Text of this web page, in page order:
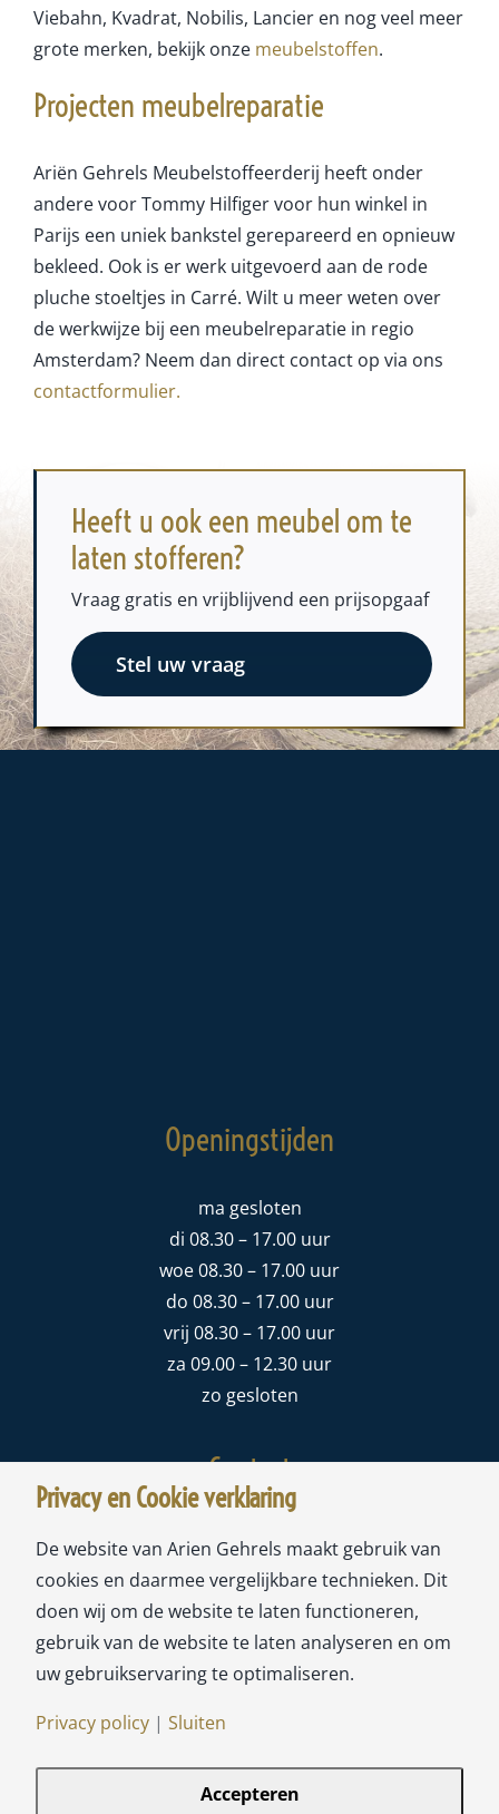
Viebahn, Kvadrat, Nobilis, Lancier en nog veel meer
grote merken, bekijk onzemeubelstoffen.
Projecten meubelreparatie
Ariën Gehrels Meubelstoffeerderij heeft onder
andere voor Tommy Hilfiger voor hun winkel in
Parijs een uniek bankstel gerepareerd en opnieuw
bekleed. Ook is er werk uitgevoerd aan de rode
pluche stoeltjes in Carré. Wilt u meer weten over
de werkwijze bij een meubelreparatie in regio
Amsterdam? Neem dan direct contact op via ons
contactformulier.
Heeft u ook een meubel om te
laten stofferen?
Vraag gratis en vrijblijvend een prijsopgaaf
Stel uw vraag
Openingstijden
ma gesloten
di 08.30 – 17.00 uur
woe 08.30 – 17.00 uur
do 08.30 – 17.00 uur
vrij 08.30 – 17.00 uur
za 09.00 – 12.30 uur
zo gesloten
Contact
Meubelstoffeerderij Ariën Gehrels
Sloterweg 178A
1171 CW Badhoevedorp
tel:020-6593693
mail:info@ariengehrels.nl
Privacy en Cookie verklaring
De website van Arien Gehrels maakt gebruik van
cookies en daarmee vergelijkbare technieken. Dit
doen wij om de website te laten functioneren,
gebruik van de website te laten analyseren en om
uw gebruikservaring te optimaliseren.
Privacy policy | Sluiten
Accepteren